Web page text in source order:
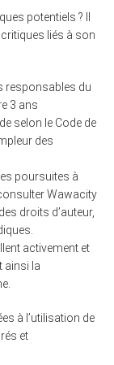
potentiels ? Il
liés à son
responsables du
3 ans
selon le Code de
des
poursuites à
Wawacity
droits d’auteur,
activement et
ainsi la
à l’utilisation de
et